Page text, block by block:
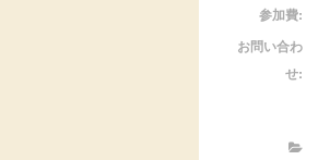
参加費:
お問い合わ
せ: